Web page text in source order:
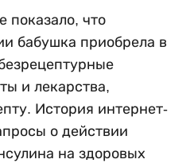
показало, что
бабушка приобрела в
и лекарства,
История интернет-
о действии
на здоровых